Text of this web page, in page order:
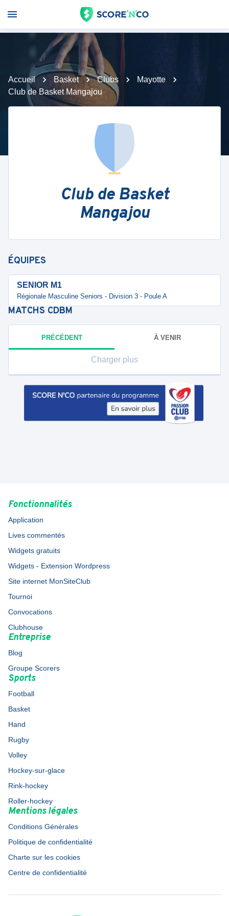
Accueil Basket Clubs
Mayotte
Club de Basket Mangajou
Club de Basket
Mangajou
ÉQUIPES
SENIOR M1
Régionale Masculine Seniors - Division 3 - Poule A
MATCHS CDBM
PRÉCÉDENT À VENIR
Charger plus
Fonctionnalités
Application
Lives commentés
Widgets gratuits
Widgets - Extension Wordpress
Site internet MonSiteClub
Tournoi
Convocations
Clubhouse
Entreprise
Blog
Groupe Scorers
Sports
Football
Basket
Hand
Rugby
Volley
Hockey-sur-glace
Rink-hockey
Roller-hockey
Mentions légales
Conditions Générales
Politique de confidentialité
Charte sur les cookies
Centre de confidentialité